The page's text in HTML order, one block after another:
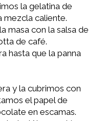
la gelatina de
mezcla caliente.
masa con la salsa de
de café.
hasta que la panna
y la cubrimos con
el papel de
en escamas.